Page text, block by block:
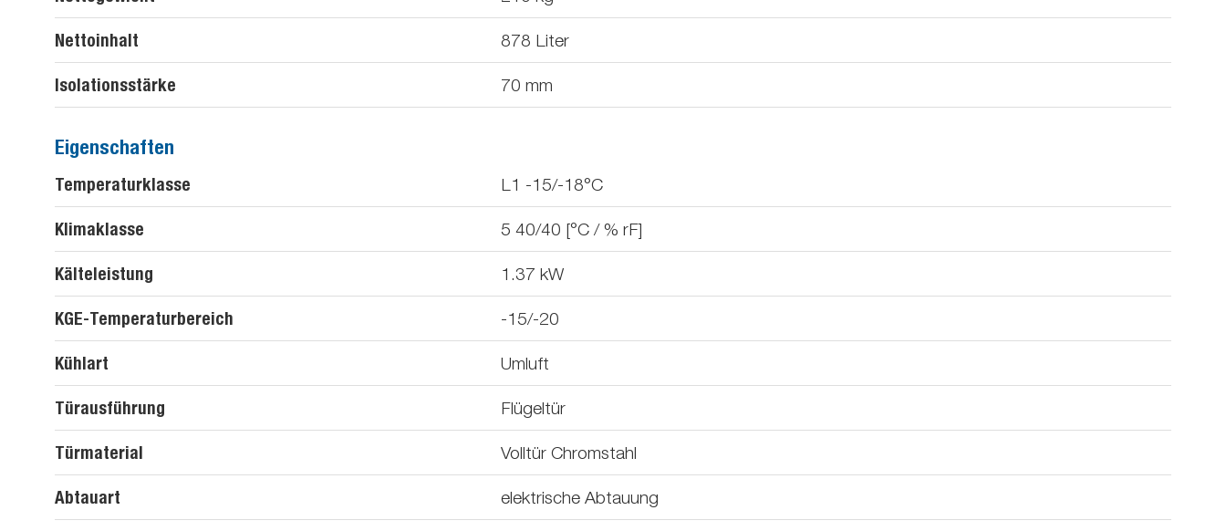
Nettoinhalt 878 Liter
Isolationsstärke 70 mm
Eigenschaften
Temperaturklasse L1 -15/-18°C
Klimaklasse 5 40/40 [°C / % rF]
Kälteleistung 1.37 kW
KGE-Temperaturbereich -15/-20
Kühlart Umluft
Türausführung Flügeltür
Türmaterial Volltür Chromstahl
Abtauart elektrische Abtauung